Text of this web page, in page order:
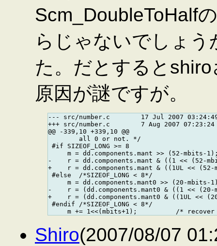
Scm_DoubleToHalf
らじゃないでしょ
た。だとすると
原因が謎ですが。
--- src/number.c        17 Jul 2007
+++ src/number.c        7 Aug 2007 07:23:24
@@ -339,10 +339,10 @@
        all 0 or not. */
#if SIZEOF_LONG >= 8
m = dd.components.mant >> (52-mbits-
-    r = dd.components.mant & ((1 << (52-
+    r = dd.components.mant & ((1UL <<
#else  /*SIZEOF_LONG < 8*/
m = dd.components.mant0 >> (20-mbits-
-    r = (dd.components.mant0 & ((1 <<
+    r = (dd.components.mant0 & ((1UL <<
#endif /*SIZEOF_LONG < 8*/
Shiro(2007/08/07